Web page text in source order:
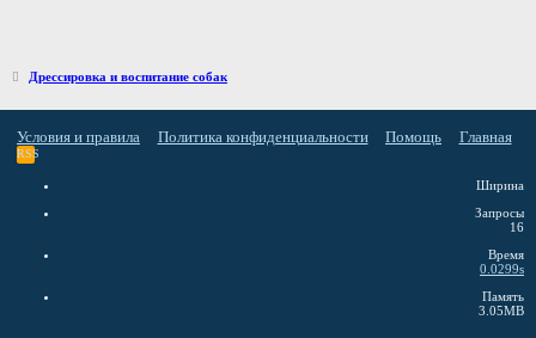
Дрессировка и воспитание собак
Условия и правила Политика конфиденциальности Помощь Главная
RSS
Ширина
Запросы
16
Время
0.0299s
Память
3.05MB